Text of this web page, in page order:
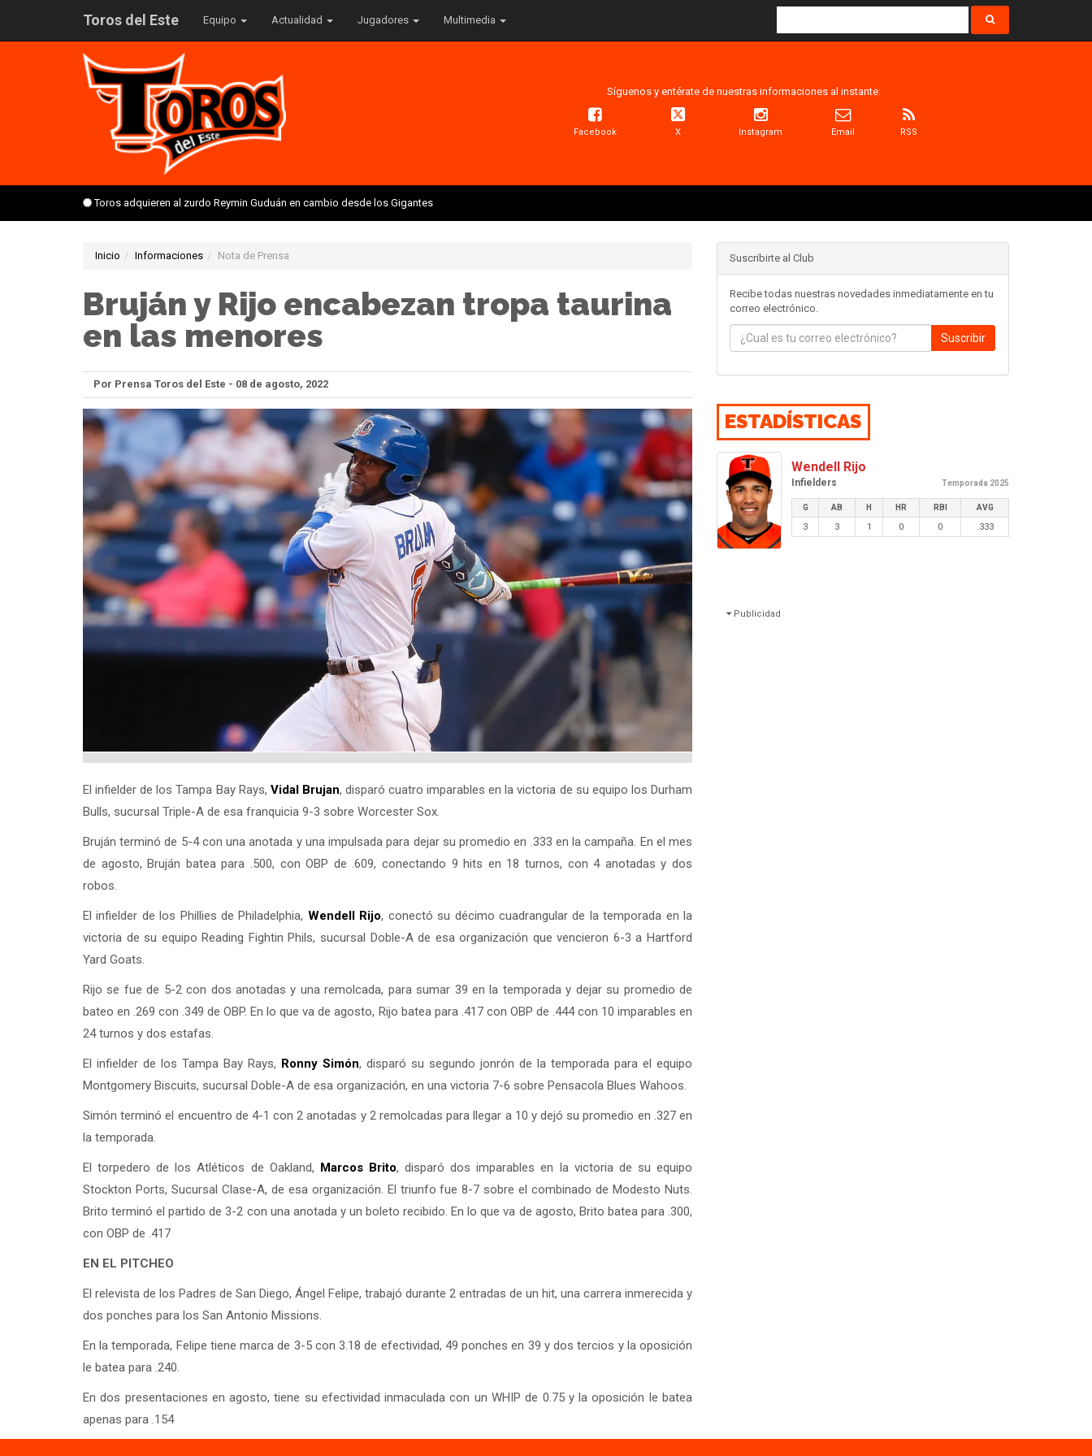
Toros del Este Equipo Actualidad Jugadores Multimedia
Síguenos y entérate de nuestras informaciones al instante:
Facebook X Instagram Email RSS
Toros adquieren al zurdo Reymin Guduán en cambio desde los Gigantes
Inicio Informaciones Nota de Prensa
Bruján y Rijo encabezan tropa taurina
en las menores
Por Prensa Toros del Este - 08 de agosto, 2022
El infielder de los Tampa Bay Rays, Vidal Brujan, disparó cuatro imparables en la victoria de su equipo los Durham
Bulls, sucursal Triple-A de esa franquicia 9-3 sobre Worcester Sox.
Bruján terminó de 5-4 con una anotada y una impulsada para dejar su promedio en .333 en la campaña. En el mes
de agosto, Bruján batea para .500, con OBP de .609, conectando 9 hits en 18 turnos, con 4 anotadas y dos
robos.
El infielder de los Phillies de Philadelphia, Wendell Rijo, conectó su décimo cuadrangular de la temporada en la
victoria de su equipo Reading Fightin Phils, sucursal Doble-A de esa organización que vencieron 6-3 a Hartford
Yard Goats.
Rijo se fue de 5-2 con dos anotadas y una remolcada, para sumar 39 en la temporada y dejar su promedio de
bateo en .269 con .349 de OBP. En lo que va de agosto, Rijo batea para .417 con OBP de .444 con 10 imparables en
24 turnos y dos estafas.
El infielder de los Tampa Bay Rays, Ronny Simón, disparó su segundo jonrón de la temporada para el equipo
Montgomery Biscuits, sucursal Doble-A de esa organización, en una victoria 7-6 sobre Pensacola Blues Wahoos.
Simón terminó el encuentro de 4-1 con 2 anotadas y 2 remolcadas para llegar a 10 y dejó su promedio en .327 en
la temporada.
El torpedero de los Atléticos de Oakland, Marcos Brito, disparó dos imparables en la victoria de su equipo
Stockton Ports, Sucursal Clase-A, de esa organización. El triunfo fue 8-7 sobre el combinado de Modesto Nuts.
Brito terminó el partido de 3-2 con una anotada y un boleto recibido. En lo que va de agosto, Brito batea para .300,
con OBP de .417
EN EL PITCHEO
El relevista de los Padres de San Diego, Ángel Felipe, trabajó durante 2 entradas de un hit, una carrera inmerecida y
dos ponches para los San Antonio Missions.
En la temporada, Felipe tiene marca de 3-5 con 3.18 de efectividad, 49 ponches en 39 y dos tercios y la oposición
le batea para .240.
En dos presentaciones en agosto, tiene su efectividad inmaculada con un WHIP de 0.75 y la oposición le batea
apenas para .154
Suscribirte al Club
Recibe todas nuestras novedades inmediatamente en tu
correo electrónico.
Suscribir
ESTADÍSTICAS
Wendell Rijo
Infielders Temporada 2025
G AB H HR RBI AVG
3 3 1 0 0 .333
Publicidad